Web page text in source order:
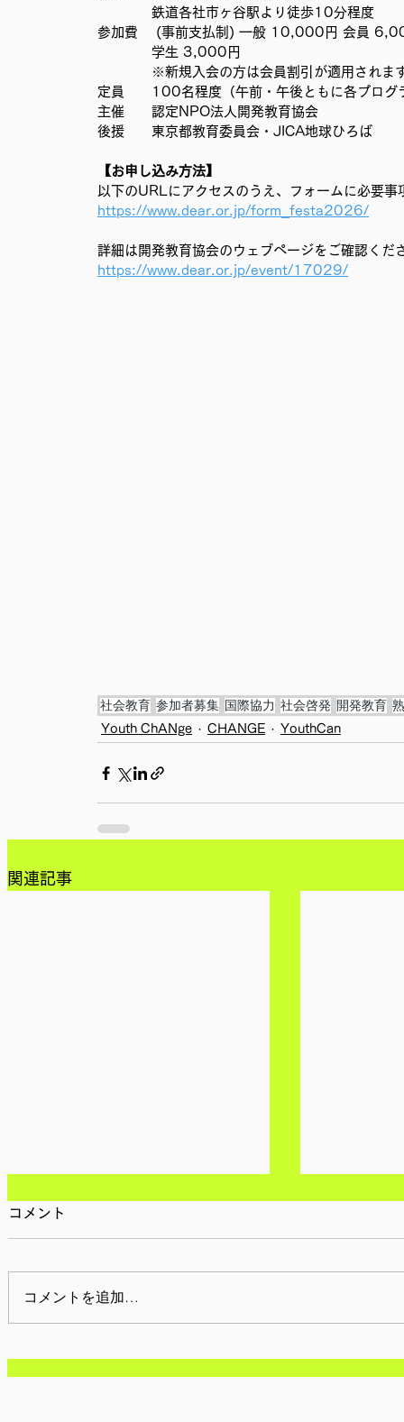
鉄道各社市ヶ谷駅より徒歩10分程度
参加費　 (事前支払制) 一般 10,000円 会員
学生 3,000円
※新規入会の方は会員割引が適用されま
定員　　100名程度（午前・午後ともに各プロ
主催　　認定NPO法人開発教育協会
後援　　東京都教育委員会・JICA地球ひろば
【お申し込み方法】
以下のURLにアクセスのうえ、フォームに必要
https://www.dear.or.jp/form_festa2026/
詳細は開発教育協会のウェブページをご確認くだ
https://www.dear.or.jp/event/17029/
社会教育 参加者募集 国際協力 社会啓発 開発教育
Youth ChANge CHANGE YouthCan
関連記事
【参加者募集/神奈川】3月
【参加者
コメント
コメントを追加…